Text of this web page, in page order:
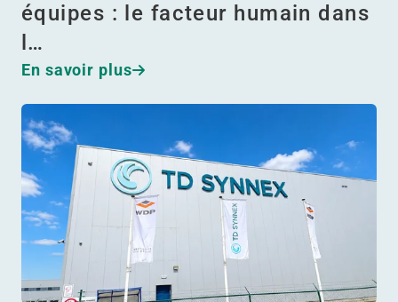
équipes : le facteur humain dans
l…
En savoir plus